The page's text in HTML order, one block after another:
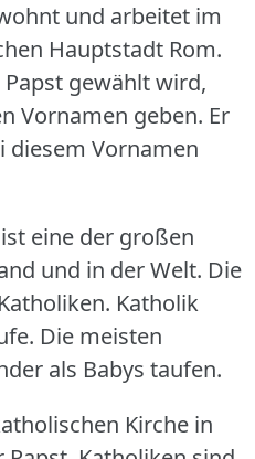
und arbeitet im
Hauptstadt Rom.
gewählt wird,
Vornamen geben. Er
diesem Vornamen
eine der großen
und in der Welt. Die
Katholik
Die meisten
als Babys taufen.
Kirche in